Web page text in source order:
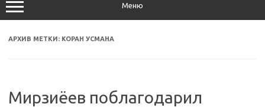
Меню
АРХИВ МЕТКИ: КОРАН УСМАНА
Мирзиёев поблагодарил